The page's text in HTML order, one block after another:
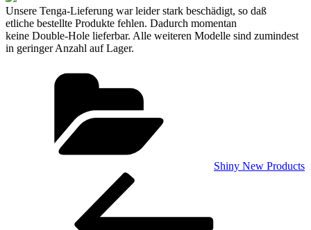
Unsere Tenga-Lieferung war leider stark beschädigt, so daß
etliche bestellte Produkte fehlen. Dadurch momentan
keine Double-Hole lieferbar. Alle weiteren Modelle sind zumindest
in geringer Anzahl auf Lager.
Shiny New Products
Beitragsnavigation